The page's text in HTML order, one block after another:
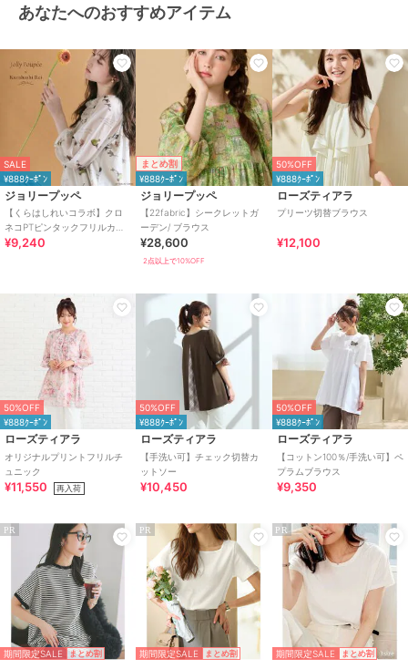
あなたへのおすすめアイテム
SALE
¥888ｸｰﾎﾟﾝ
ジョリープッペ
【くらはしれいコラボ】クロ
ネコPTピンタックフリルカラ
ーブラウス
¥9,240
まとめ割
¥888ｸｰﾎﾟﾝ
ジョリープッペ
【22fabric】シークレットガ
ーデン/ ブラウス
¥28,600
2点以上で10%OFF
50%OFF
¥888ｸｰﾎﾟﾝ
ローズティアラ
プリーツ切替ブラウス
¥12,100
50%OFF
¥888ｸｰﾎﾟﾝ
ローズティアラ
オリジナルプリントフリルチ
ュニック
¥11,550 再入荷
50%OFF
¥888ｸｰﾎﾟﾝ
ローズティアラ
【手洗い可】チェック切替カ
ットソー
¥10,450
50%OFF
¥888ｸｰﾎﾟﾝ
ローズティアラ
【コットン100％/手洗い可】ペ
プラムブラウス
¥9,350
PR
期間限定SALE まとめ割
PR
期間限定SALE まとめ割
PR
期間限定SALE まとめ割